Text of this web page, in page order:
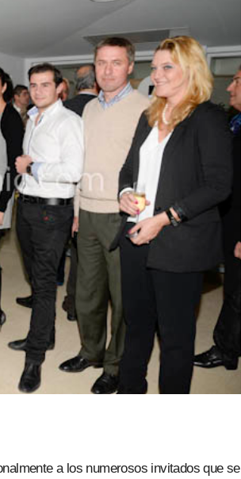
a los numerosos invitados que se